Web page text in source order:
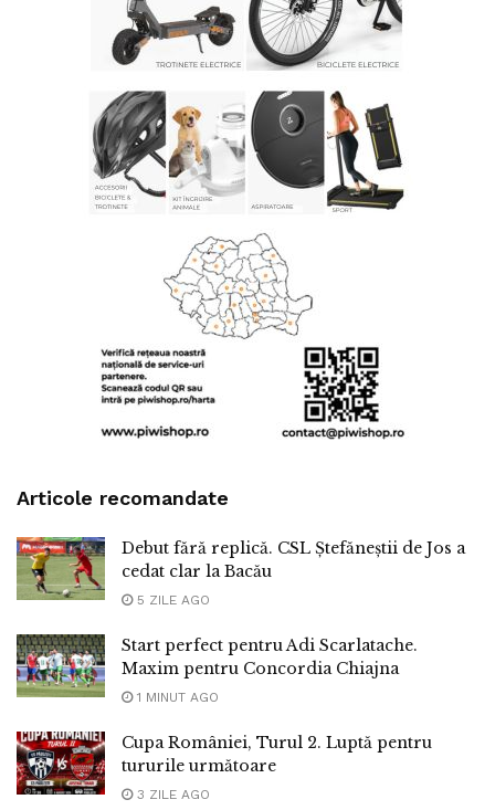
Articole recomandate
Debut fără replică. CSL Ștefăneștii de Jos a
cedat clar la Bacău
5 ZILE AGO
Start perfect pentru Adi Scarlatache.
Maxim pentru Concordia Chiajna
1 MINUT AGO
Cupa României, Turul 2. Luptă pentru
tururile următoare
3 ZILE AGO